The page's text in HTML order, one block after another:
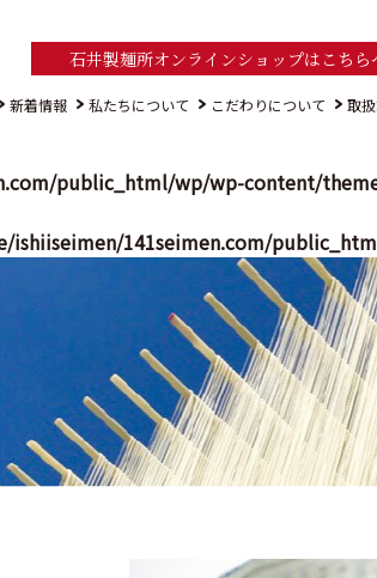
石井製麺所オンラインショップはこちら
新着情報 私たちについて こだわりについて 取
public_html/wp/wp-content/
ishiiseimen/141seimen.com/